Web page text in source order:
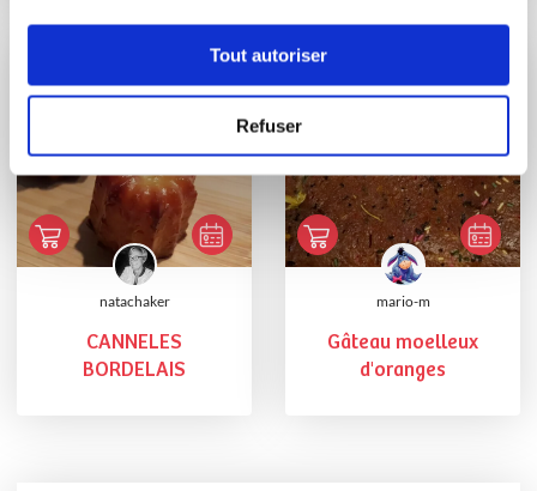
Tout autoriser
Refuser
natachaker
CANNELES
BORDELAIS
mario-m
Gâteau moelleux
d'oranges